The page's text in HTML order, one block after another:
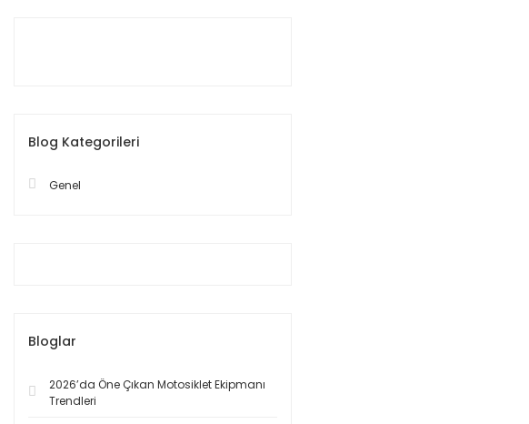
Blog Kategorileri
Genel
Bloglar
2026’da Öne Çıkan Motosiklet Ekipmanı
Trendleri